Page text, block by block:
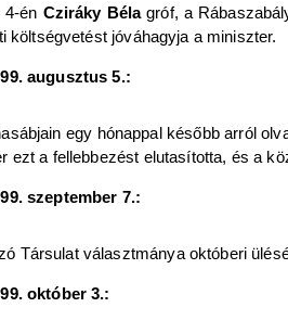
4-én Cziráky Bélagróf, a
költségvetést jóváhagyja a miniszter.
augusztus 5.:
egy hónappal később arról
ezt a fellebbezést elutasította, és a
szeptember 7.:
Társulat választmánya októberi
október 3.: